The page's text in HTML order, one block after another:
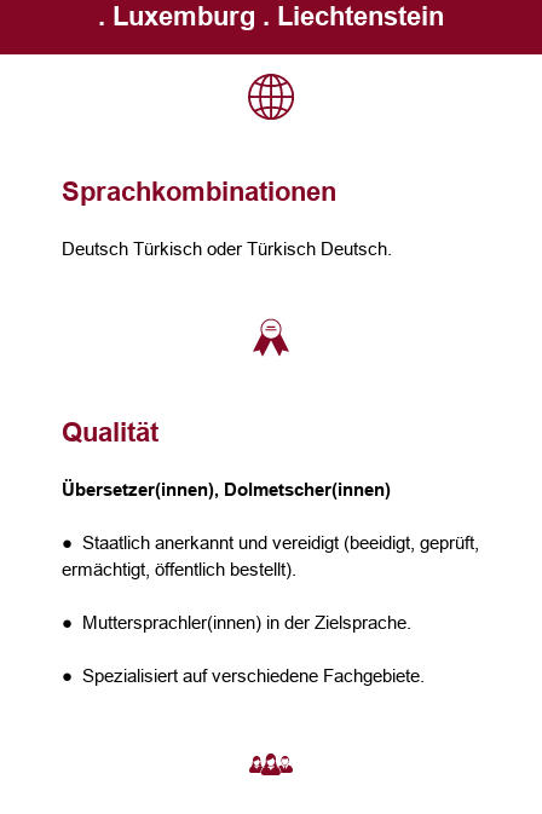
. Luxemburg . Liechtenstein
Sprachkombinationen
Deutsch Türkisch oder Türkisch Deutsch.
Qualität
Übersetzer(innen), Dolmetscher(innen)
● Staatlich anerkannt und vereidigt (beeidigt, geprüft,
ermächtigt, öffentlich bestellt).
● Muttersprachler(innen) in der Zielsprache.
● Spezialisiert auf verschiedene Fachgebiete.